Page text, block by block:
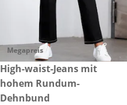
Megapreis
CHF 45.-
High-waist-Jeans mit
hohem Rundum-
Dehnbund